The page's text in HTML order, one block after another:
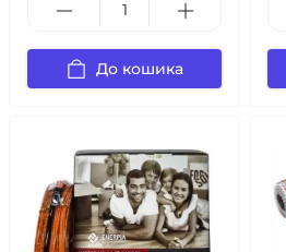
До кошика